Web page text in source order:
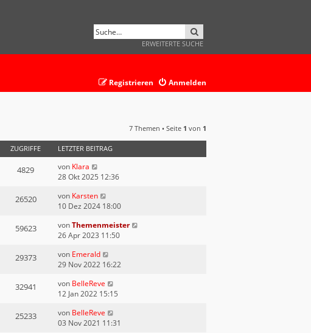
ERWEITERTE SUCHE
Anmelden
Registrieren
7 Themen • Seite 1 von 1
ZUGRIFFE LETZTER BEITRAG
4829 von Klara
28 Okt 2025 12:36
26520 von Karsten
10 Dez 2024 18:00
59623 vonThemenmeister
26 Apr 2023 11:50
29373 von Emerald
29 Nov 2022 16:22
32941 von BelleReve
12 Jan 2022 15:15
25233 von BelleReve
03 Nov 2021 11:31